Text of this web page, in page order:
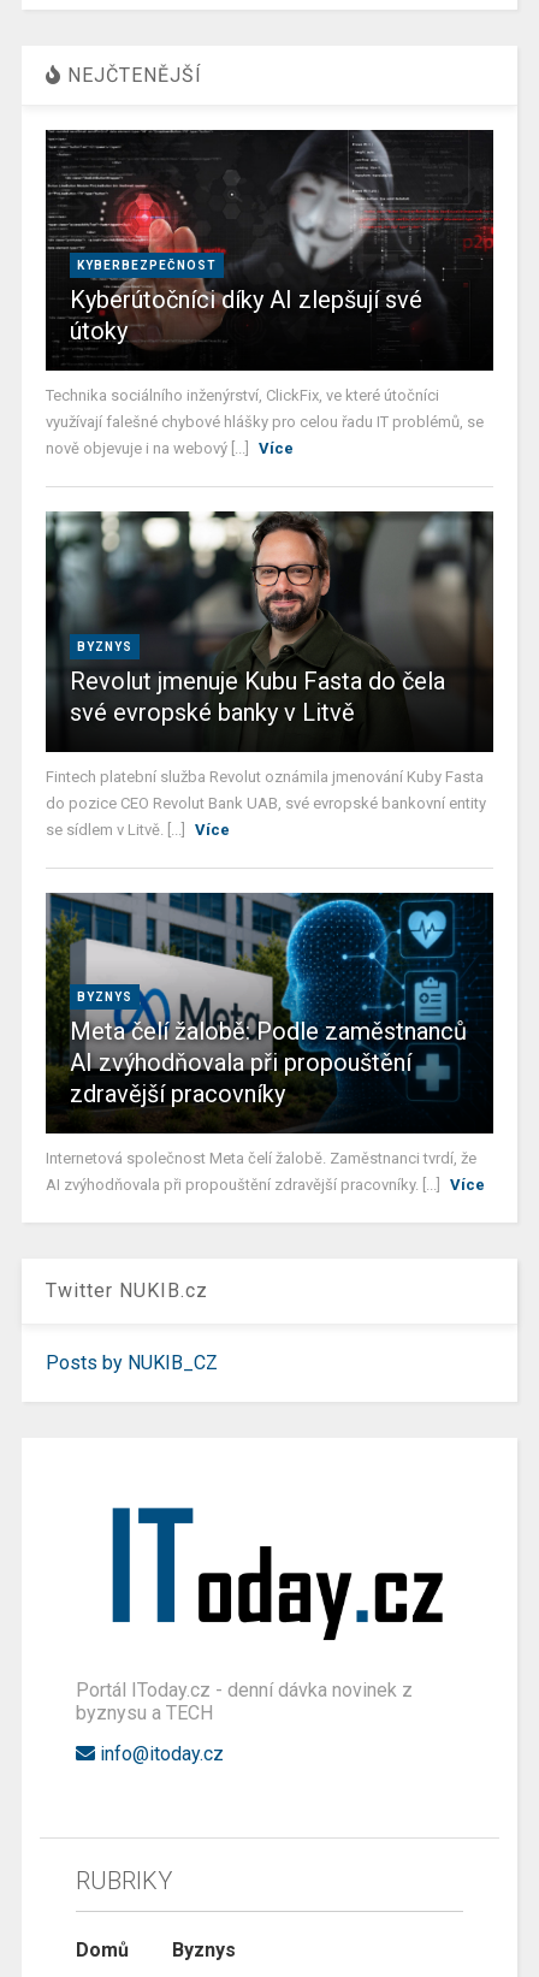
NEJČTENĚJŠÍ
KYBERBEZPEČNOST
Kyberútočníci díky AI zlepšují své
útoky
Technika sociálního inženýrství, ClickFix, ve které útočníci
využívají falešné chybové hlášky pro celou řadu IT problémů, se
nově objevuje i na webový [...]
Více
BYZNYS
Revolut jmenuje Kubu Fasta do čela
své evropské banky v Litvě
Fintech platební služba Revolut oznámila jmenování Kuby Fasta
do pozice CEO Revolut Bank UAB, své evropské bankovní entity
se sídlem v Litvě. [...]
Více
BYZNYS
Meta čelí žalobě: Podle zaměstnanců
AI zvýhodňovala při propouštění
zdravější pracovníky
Internetová společnost Meta čelí žalobě. Zaměstnanci tvrdí, že
AI zvýhodňovala při propouštění zdravější pracovníky. [...]
Více
Twitter NUKIB.cz
Posts by NUKIB_CZ
Portál IToday.cz - denní dávka novinek z
byznysu a TECH
info@itoday.cz
RUBRIKY
Domů Byznys